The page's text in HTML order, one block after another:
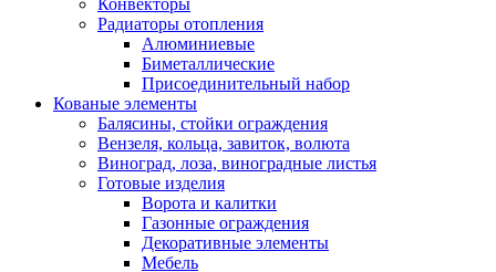
Радиаторы отопления
Алюминиевые
Биметаллические
Присоединительный набор
Кованые элементы
Балясины, стойки ограждения
Вензеля, кольца, завиток, волюта
Виноград, лоза, виноградные листья
Готовые изделия
Ворота и калитки
Газонные ограждения
Декоративные элементы
Мебель